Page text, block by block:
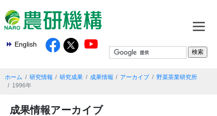
English
ホーム 研究情報 研究成果 成果情報 アーカイブ
野菜茶業研究所
1996年
成果情報アーカイブ